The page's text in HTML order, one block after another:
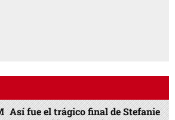
Así fue el trágico final de Stefanie